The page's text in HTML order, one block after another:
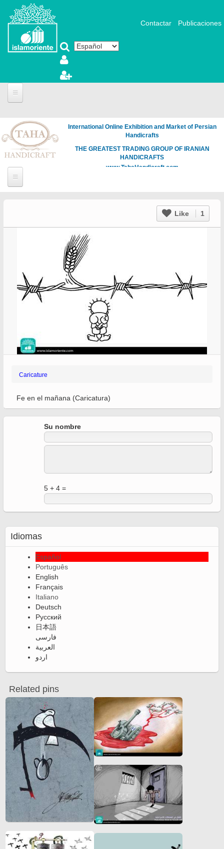
Pasar al contenido principal
Contactar Publicaciones
International Online Exhibition and Market of Persian
Handicrafts
THE GREATEST TRADING GROUP OF IRANIAN
HANDICRAFTS
www.TahaHandicraft.com
Like 1
Caricature
Fe en el mañana (Caricatura)
Su nombre
5 + 4 =
Idiomas
Español
Português
English
Français
Italiano
Deutsch
Русский
日本語
فارسی
العربية
اردو
Related pins